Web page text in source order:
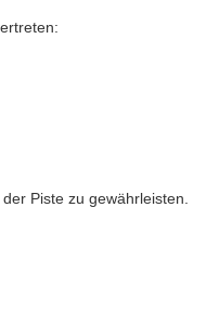
Piste zu gewährleisten.